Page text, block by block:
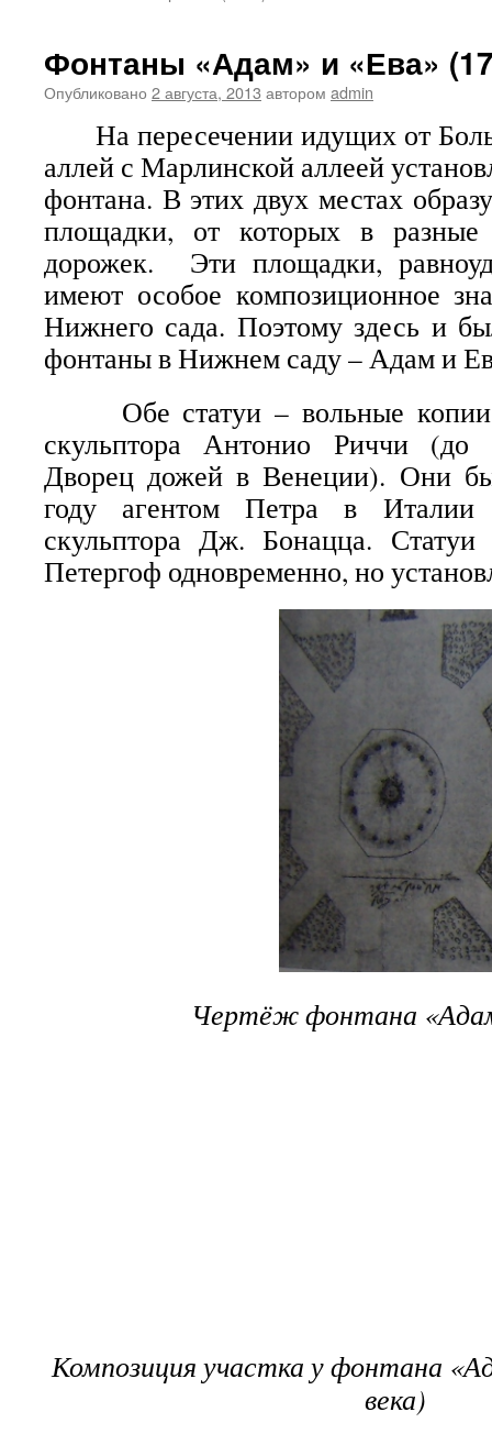
Фонтаны «Адам» и «Ева»
Опубликовано 2 августа, 2013 автором admin
На пересечении идущих от
аллей с Марлинской аллеей
фонтана. В этих двух местах
площадки, от которых в разные
дорожек. Эти площадки,
имеют особое композиционное
Нижнего сада. Поэтому здесь и
фонтаны в Нижнем саду – Адам и
Обе статуи – вольные копии
скульптора Антонио Риччи
Дворец дожей в Венеции). Они
году агентом Петра в
скульптора Дж. Бонацца.
Петергоф одновременно, но
Чертёж фонтана
Композиция участка у фонтана
века)